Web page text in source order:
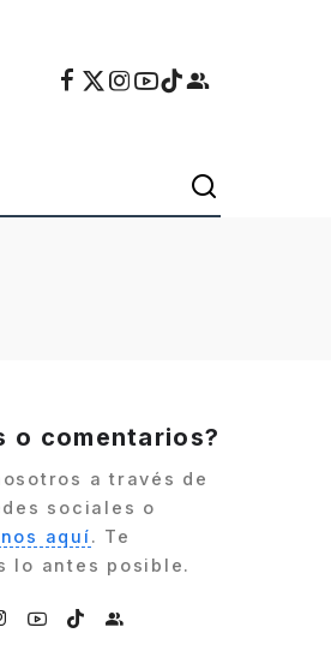
o comentarios?
a través de
sociales o
aquí. Te
lo antes posible.